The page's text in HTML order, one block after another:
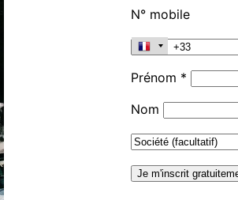
N° mobile
Prénom *
Nom